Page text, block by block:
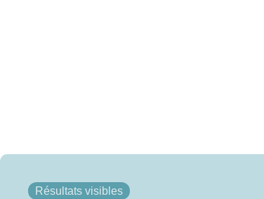
Résultats visibles